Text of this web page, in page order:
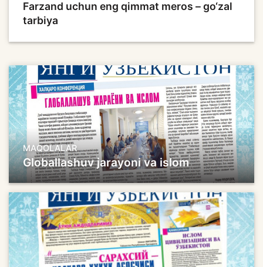
Farzand uchun eng qimmat meros – go‘zal
tarbiya
MAQOLALAR
Globallashuv jarayoni va islom